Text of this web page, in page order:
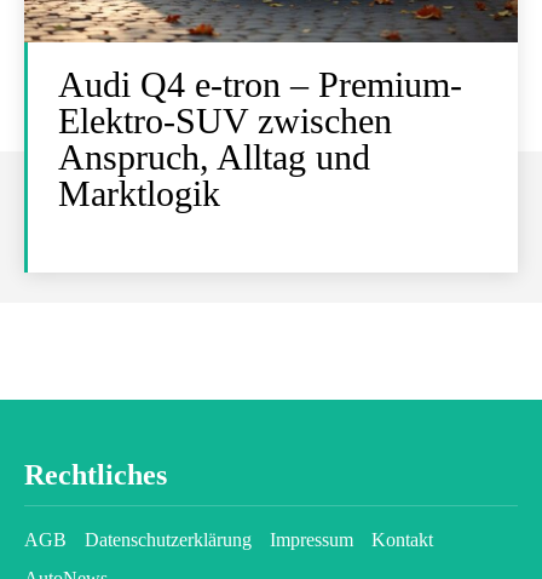
Audi Q4 e-tron – Premium-
Elektro-SUV zwischen
Anspruch, Alltag und
Marktlogik
Rechtliches
AGB Datenschutzerklärung Impressum
Kontakt